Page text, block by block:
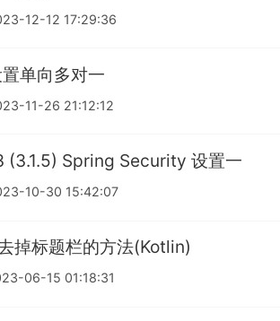
12-12 17:29:36
单向多对一
11-26 21:12:12
(3.1.5) Spring Security 设置一
10-30 15:42:07
掉标题栏的方法(Kotlin)
06-15 01:18:31